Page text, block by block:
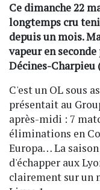
Ce dimanche 22
longtemps cru
depuis un mois.
vapeur en
Décines-Charpieu
C'est un OL sous
présentait au
après-midi : 7
éliminations en
Europa… La
d'échapper aux
clairement sur un